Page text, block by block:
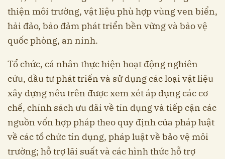
thiện môi trường, vật liệu phù hợp vùng ven biển,
hải đảo, bảo đảm phát triển bền vững và bảo vệ
quốc phòng, an ninh.
Tổ chức, cá nhân thực hiện hoạt động nghiên
cứu, đầu tư phát triển và sử dụng các loại vật liệu
xây dựng nêu trên được xem xét áp dụng các cơ
chế, chính sách ưu đãi về tín dụng và tiếp cận các
nguồn vốn hợp pháp theo quy định của pháp luật
về các tổ chức tín dụng, pháp luật về bảo vệ môi
trường; hỗ trợ lãi suất và các hình thức hỗ trợ